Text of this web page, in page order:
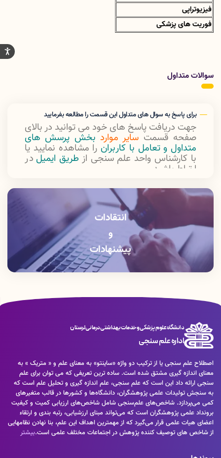
فیزیوتراپی
فوریت های پزشکی
سوالات متداول
برای پاسخ به سوال های متداول این قسمت را مطالعه بفرمایید
جهت دریافت پاسخ های خود می توانید در بالای
صفحه قسمت سایر موارد بخش پرسش های
متداول و تعامل با کاربران را مشاهده نمایید یا
با کارشناس واحد علم سنجی از طریق ایمیل در
ارتباط باشید.
ايميل اداره علم سنجی:Sci@lums.ac.ir
انتقادات
و
پیشنهادات
دانشگاه علوم پزشکی و خدمات بهداشتی درمانی لرستان
اداره علم سنجی
اصطلاح علم سنجی یا از ترکیب دو واژه «ساینتو» به معنای علم و « متریک » به
معنای اندازه گیری مشتق شده است. ساده ترین تعریفی که می توان برای علم
سنجی ارائه داد این است که علم سنجی، علم اندازه گیری و تحلیل علم است که
به سنجش تولیدات علمی پژوهشگران، دانشگاه‌ها و کشورها در قالب متغیرهای
کمی می‌پردازد. شاخص‌های علم‌سنجی شامل شاخص‌های ارزیابی کمیت و کیفیت
برونداد علمی پژوهشگران است که می‌تواند مبنای ارزشیابی، رتبه بندی و ارتقاء
اعضای هیات علمی قرار می‌گیرد که از مهمترین اهداف این علم، بنا نهادن نظامهایی
از شاخص های توصیف کننده پژوهش در اجتماعات مختلف علمی است.بیشتر